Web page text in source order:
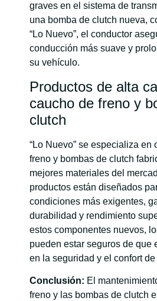
graves en el sistema de
una bomba de clutch nueva,
“Lo Nuevo”, el conductor
conducción más suave y
su vehículo.
Productos de alta
caucho de freno y
clutch
“Lo Nuevo” se especializa en
freno y bombas de clutch
mejores materiales del
productos están diseñados
condiciones más exigentes,
durabilidad y rendimiento
estos componentes nuevos,
pueden estar seguros de que
en la seguridad y el confort
Conclusión: El
freno y las bombas de clutch